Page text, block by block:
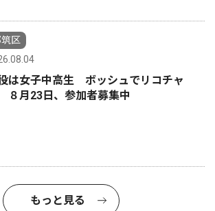
区
は女子中高生 ボッシュでリコチャ
８月23日、参加者募集中
もっと見る